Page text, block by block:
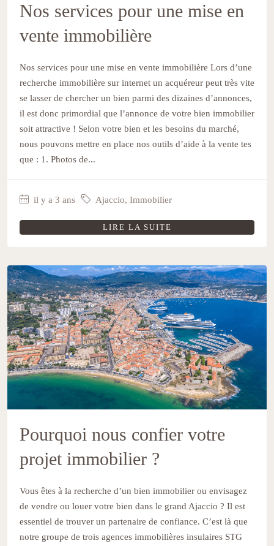
Nos services pour une mise en
vente immobilière
Nos services pour une mise en vente immobilière Lors d’une
recherche immobilière sur internet un acquéreur peut très vite
se lasser de chercher un bien parmi des dizaines d’annonces,
il est donc primordial que l’annonce de votre bien immobilier
soit attractive ! Selon votre bien et les besoins du marché,
nous pouvons mettre en place nos outils d’aide à la vente tes
que : 1. Photos de...
il y a 3 ans Ajaccio, Immobilier
LIRE LA SUITE
Pourquoi nous confier votre
projet immobilier ?
Vous êtes à la recherche d’un bien immobilier ou envisagez
de vendre ou louer votre bien dans le grand Ajaccio ? Il est
essentiel de trouver un partenaire de confiance. C’est là que
notre groupe de trois agences immobilières insulaires STG